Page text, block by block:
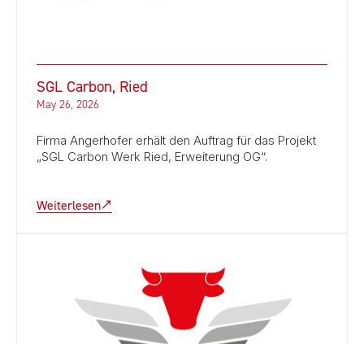
SGL Carbon, Ried
May 26, 2026
Firma Angerhofer erhält den Auftrag für das Projekt
„SGL Carbon Werk Ried, Erweiterung OG“.
Weiterlesen